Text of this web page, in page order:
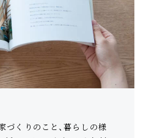
づくりのこと、暮らしの様